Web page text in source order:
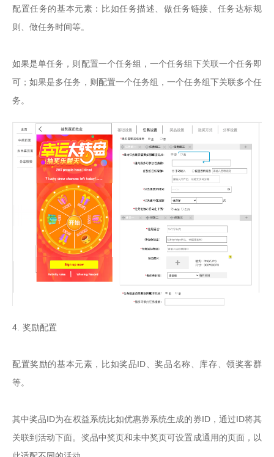
配置任务的基本元素：比如任务描述、做任务链接、任务达标规
则、做任务时间等。
如果是单任务，则配置一个任务组，一个任务组下关联一个任务即
可；如果是多任务，则配置一个任务组，一个任务组下关联多个任
务。
4. 奖励配置
配置奖励的基本元素，比如奖品ID、奖品名称、库存、领奖客群
等。
其中奖品ID为在权益系统比如优惠券系统生成的券ID，通过ID将其
关联到活动下面。奖品中奖页和未中奖页可设置成通用的页面，以